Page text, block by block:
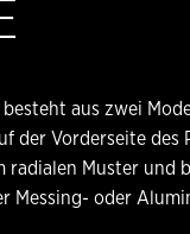
besteht aus zwei
der Vorderseite des
radialen Muster
Messing- oder